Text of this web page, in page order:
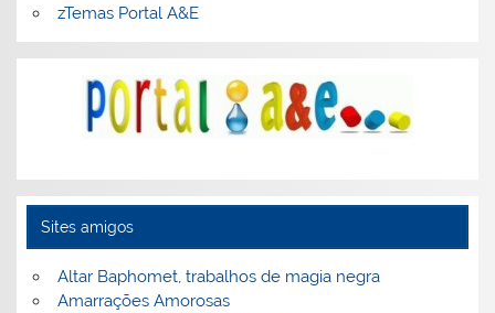
zTemas Portal A&E
Sites amigos
Altar Baphomet, trabalhos de magia negra
Amarrações Amorosas